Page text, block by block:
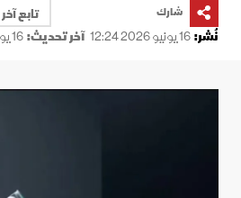
شارك
تابع
نُشر:16 يونيو 2026 12:24 آخر تحديث:16 يونيو 2026 12:24